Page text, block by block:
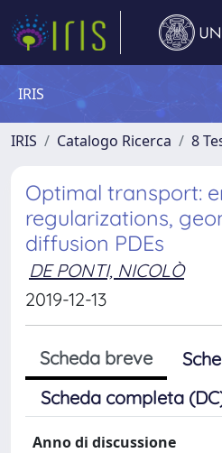
IRIS
IRIS Catalogo Ricerca 8
Optimal transport:
regularizations,
diffusion PDEs
DE PONTI, NICOLÒ
2019-12-13
Scheda breve
Scheda completa
Anno di discussione